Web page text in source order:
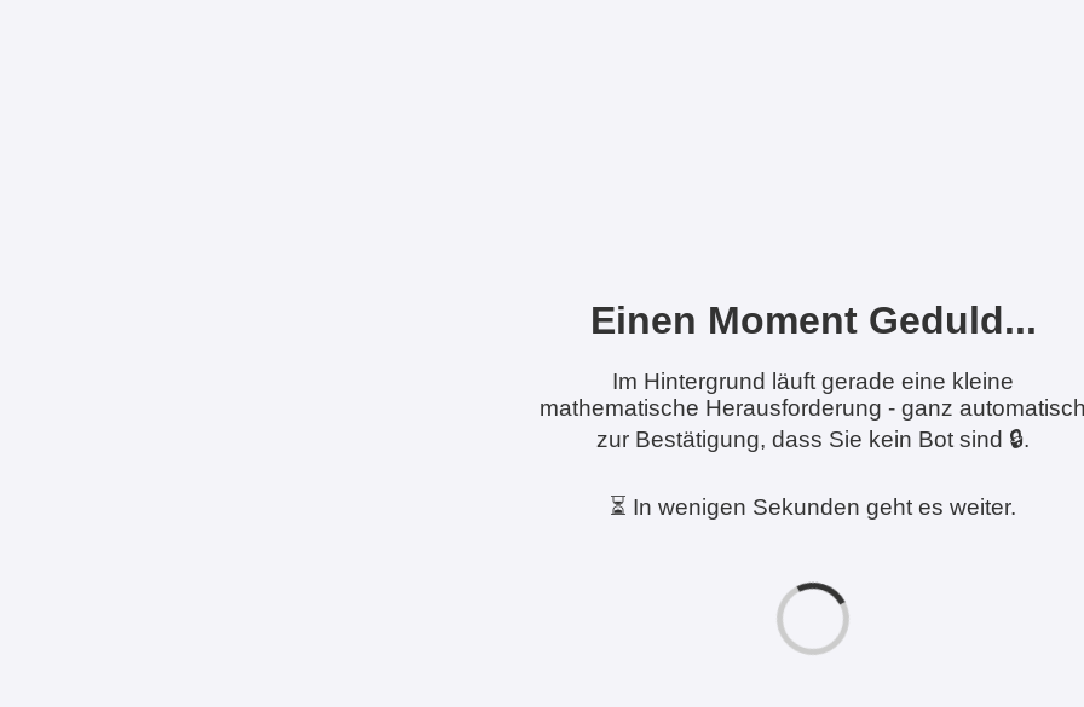
Einen Moment Geduld...
Im Hintergrund läuft gerade eine kleine
mathematische Herausforderung - ganz
zur Bestätigung, dass Sie kein Bot sind 🔒.
⏳ In wenigen Sekunden geht es weiter.